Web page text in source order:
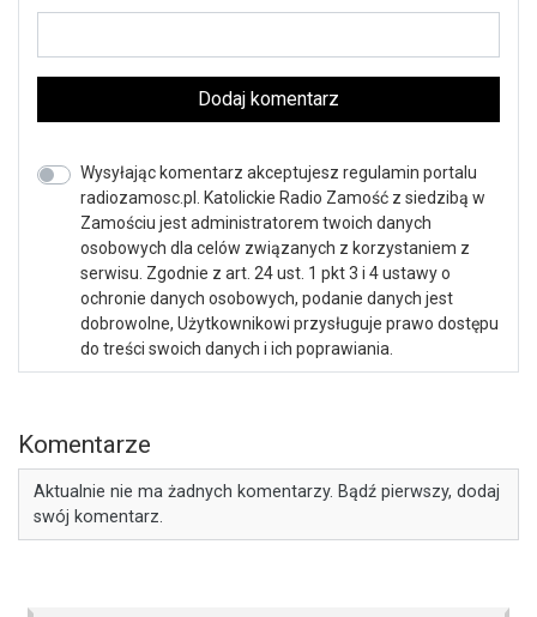
Dodaj komentarz
Wysyłając komentarz akceptujesz regulamin portalu
radiozamosc.pl. Katolickie Radio Zamość z siedzibą w
Zamościu jest administratorem twoich danych
osobowych dla celów związanych z korzystaniem z
serwisu. Zgodnie z art. 24 ust. 1 pkt 3 i 4 ustawy o
ochronie danych osobowych, podanie danych jest
dobrowolne, Użytkownikowi przysługuje prawo dostępu
do treści swoich danych i ich poprawiania.
Komentarze
Aktualnie nie ma żadnych komentarzy. Bądź pierwszy, dodaj
swój komentarz.